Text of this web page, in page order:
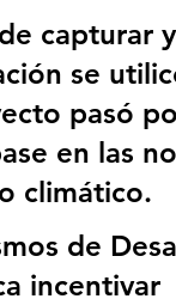
capturar y
se
pasó
en las
climático.
de
incentivar